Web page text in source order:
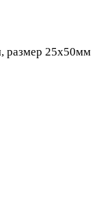
размер 25х50мм